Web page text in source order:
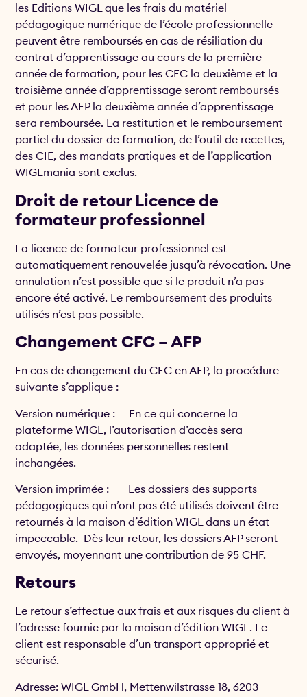
les Editions WIGL que les frais du matériel
pédagogique numérique de l’école professionnelle
peuvent être remboursés en cas de résiliation du
contrat d’apprentissage au cours de la première
année de formation, pour les CFC la deuxième et la
troisième année d’apprentissage seront remboursés
et pour les AFP la deuxième année d’apprentissage
sera remboursée. La restitution et le remboursement
partiel du dossier de formation, de l’outil de recettes,
des CIE, des mandats pratiques et de l’application
WIGLmania sont exclus.
Droit de retour Licence de
formateur professionnel
La licence de formateur professionnel est
automatiquement renouvelée jusqu’à révocation. Une
annulation n’est possible que si le produit n’a pas
encore été activé. Le remboursement des produits
utilisés n’est pas possible.
Changement CFC – AFP
En cas de changement du CFC en AFP, la procédure
suivante s’applique :
Version numérique : En ce qui concerne la
plateforme WIGL, l’autorisation d’accès sera
adaptée, les données personnelles restent
inchangées.
Version imprimée : Les dossiers des supports
pédagogiques qui n’ont pas été utilisés doivent être
retournés à la maison d’édition WIGL dans un état
impeccable. Dès leur retour, les dossiers AFP seront
envoyés, moyennant une contribution de 95 CHF.
Retours
Le retour s’effectue aux frais et aux risques du client à
l’adresse fournie par la maison d’édition WIGL. Le
client est responsable d’un transport approprié et
sécurisé.
Adresse: WIGL GmbH, Mettenwilstrasse 18, 6203